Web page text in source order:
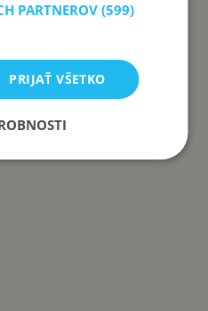
PARTNEROV(599)
PRIJAŤ VŠETKO